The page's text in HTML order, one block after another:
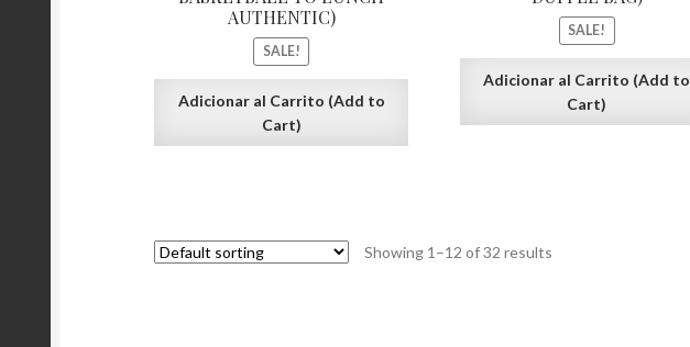
AUTHENTIC)
SALE!
Adicionar al Carrito (Add to
Cart)
SALE!
Adicionar al Carrito (Add to
Cart)
Showing 1–12 of 32 results